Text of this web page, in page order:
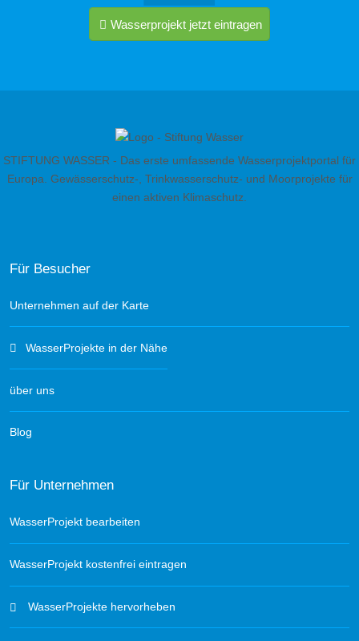
Wasserprojekt jetzt eintragen
STIFTUNG WASSER - Das erste umfassende Wasserprojektportal für
Europa. Gewässerschutz-, Trinkwasserschutz- und Moorprojekte für
einen aktiven Klimaschutz.
Für Besucher
Unternehmen auf der Karte
WasserProjekte in der Nähe
über uns
Blog
Für Unternehmen
WasserProjekt bearbeiten
WasserProjekt kostenfrei eintragen
WasserProjekte hervorheben